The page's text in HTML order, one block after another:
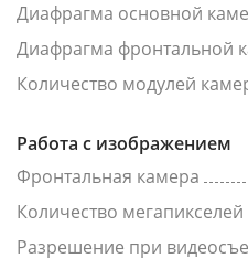
Диафрагма основной
Диафрагма фронтальной
Количество модулей
Работа с изображением
Фронтальная камера
Количество
Разрешение при